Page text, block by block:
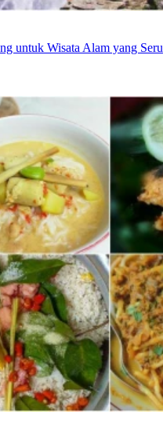
untuk Wisata Alam yang Seru